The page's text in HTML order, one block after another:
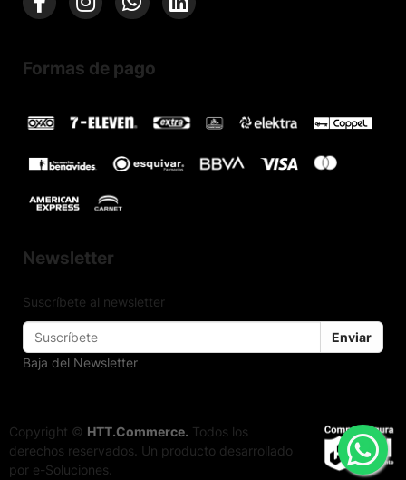
Formas de pago
Newsletter
Suscríbete al newsletter
Enviar
Baja del Newsletter
Copyright © HTT.Commerce. Todos los
derechos reservados. Un producto desarrollado
por e-Soluciones.